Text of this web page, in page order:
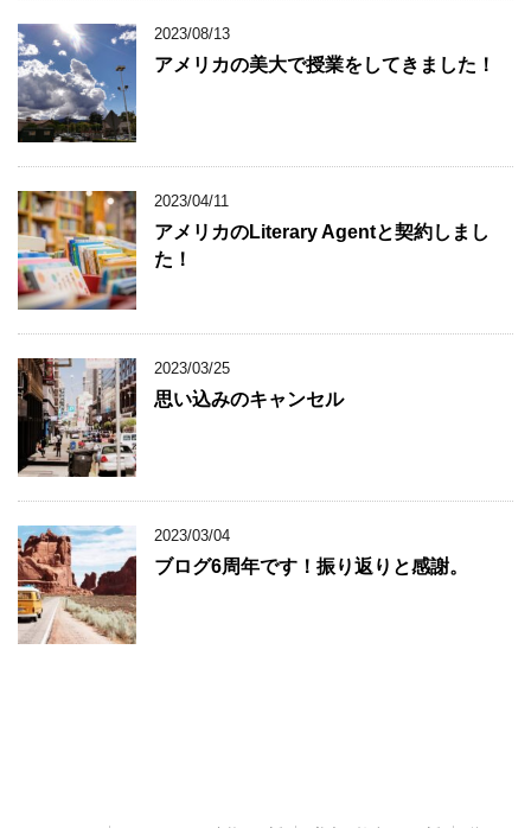
2023/08/13
アメリカの美大で授業をしてきました！
2023/04/11
アメリカのLiterary Agentと契約しまし
た！
2023/03/25
思い込みのキャンセル
2023/03/04
ブログ6周年です！振り返りと感謝。